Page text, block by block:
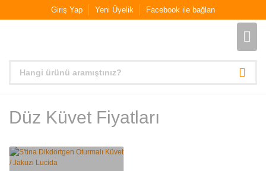
Giriş Yap Yeni Üyelik Facebook ile bağlan
Düz Küvet Fiyatları